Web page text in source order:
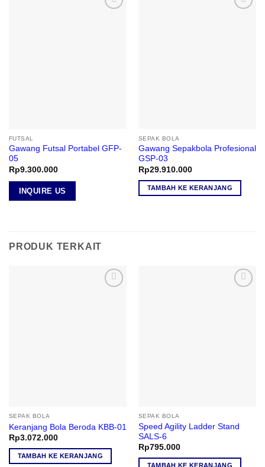
FUTSAL
Gawang Futsal Portabel GFP-
05
Rp9.300.000
INQUIRE US
SEPAK BOLA
Gawang Sepakbola Profesional
GSP-03
Rp29.910.000
TAMBAH KE KERANJANG
PRODUK TERKAIT
SEPAK BOLA
Keranjang Bola Beroda KBB-01
Rp3.072.000
TAMBAH KE KERANJANG
SEPAK BOLA
Speed Agility Ladder Stand
SALS-6
Rp795.000
TAMBAH KE KERANJANG